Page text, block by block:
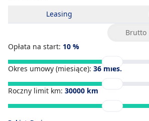
Leasing
Brutto
Opłata na start: 10 %
Okres umowy (miesiące): 36 mies.
Roczny limit km: 30000 km